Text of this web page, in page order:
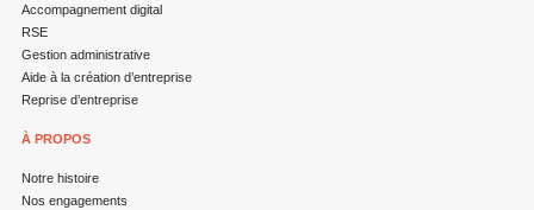
Accompagnement digital
RSE
Gestion administrative
Aide à la création d’entreprise
Reprise d’entreprise
À PROPOS
Notre histoire
Nos engagements